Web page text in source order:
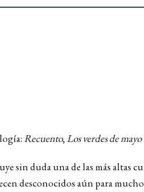
Recuento,Los verdes de
sin duda una de las más altas
desconocidos aún para